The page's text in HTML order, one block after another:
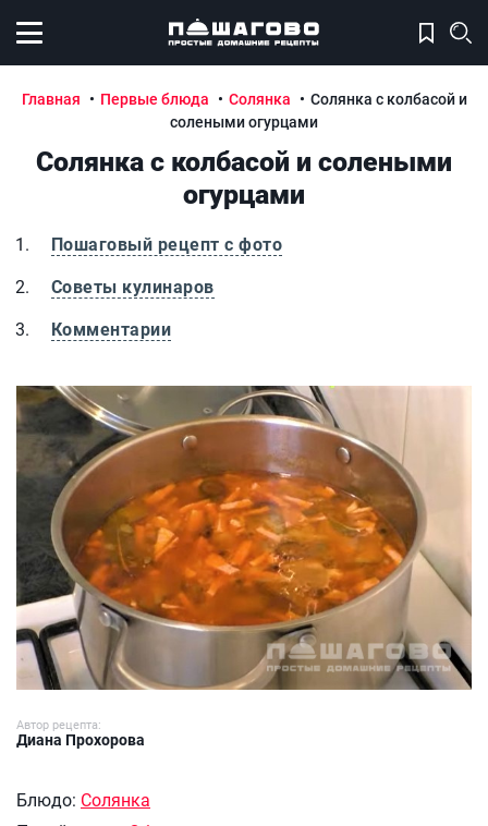
Открыть меню
Главная Первые блюда Солянка
Солянка с колбасой и
солеными огурцами
Солянка с колбасой и солеными
огурцами
Пошаговый рецепт с фото
Советы кулинаров
Комментарии
Солянка с колбасой и солеными огурцами
Автор рецепта:
Диана Прохорова
Блюдо: Солянка